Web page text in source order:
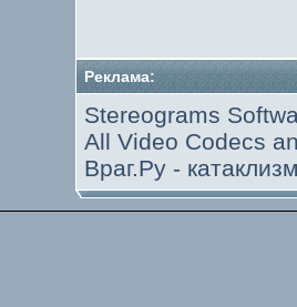
Реклама:
Stereograms
All Video Codecs
Враг.Ру -